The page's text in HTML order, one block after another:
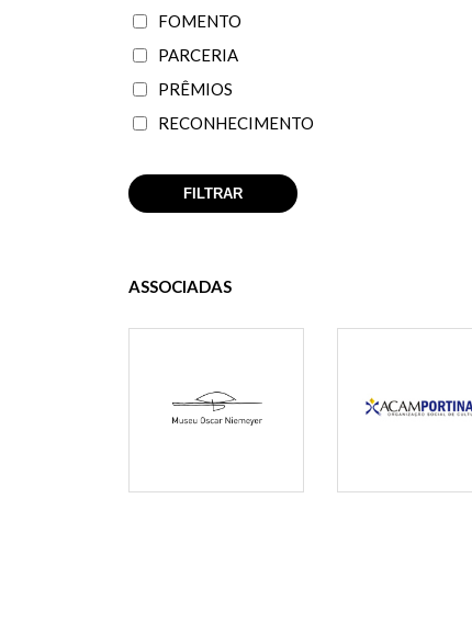
FOMENTO
PARCERIA
PRÊMIOS
RECONHECIMENTO
ASSOCIADAS